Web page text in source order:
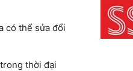
có thể sửa đổi
thời đại